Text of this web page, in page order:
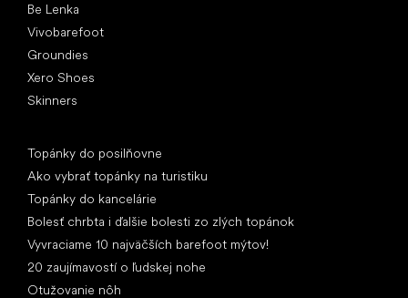
Be Lenka
Vivobarefoot
Groundies
Xero Shoes
Skinners
Topánky do posilňovne
Ako vybrať topánky na turistiku
Topánky do kancelárie
Bolesť chrbta i ďalšie bolesti zo zlých topánok
Vyvraciame 10 najväčších barefoot mýtov!
20 zaujímavostí o ľudskej nohe
Otužovanie nôh